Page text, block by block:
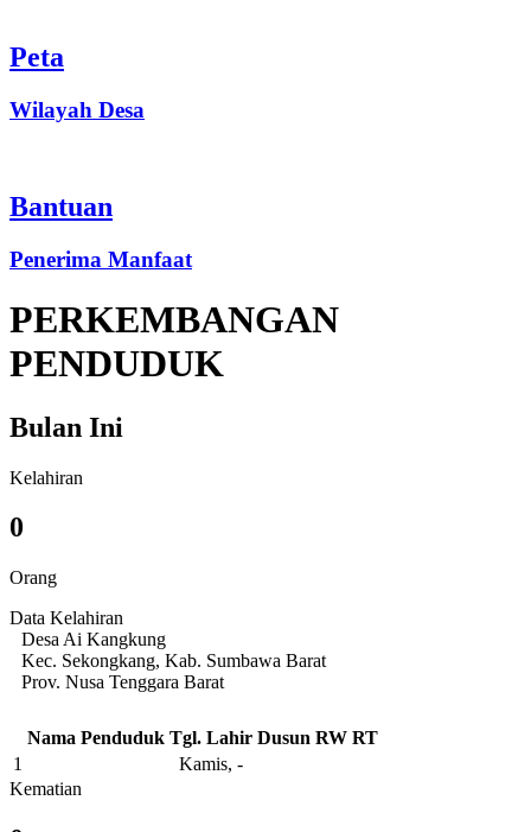
Peta
Wilayah Desa
Bantuan
Penerima Manfaat
PERKEMBANGAN
PENDUDUK
Bulan Ini
Kelahiran
0
Orang
Data Kelahiran
Desa Ai Kangkung
Kec. Sekongkang, Kab. Sumbawa Barat
Prov. Nusa Tenggara Barat
Nama Penduduk Tgl. Lahir Dusun RW RT
1
Kamis, -
Kematian